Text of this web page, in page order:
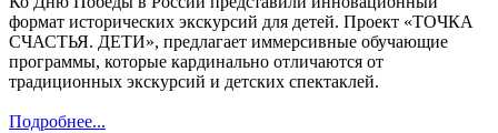
формат исторических экскурсий для детей. Проект «ТОЧКА
СЧАСТЬЯ. ДЕТИ», предлагает иммерсивные обучающие
программы, которые кардинально отличаются от
традиционных экскурсий и детских спектаклей.
Подробнее...